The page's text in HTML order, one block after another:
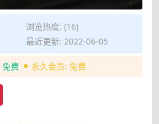
浏览热度: (16)
最近更新: 2022-06-05
免费 永久会员: 免费